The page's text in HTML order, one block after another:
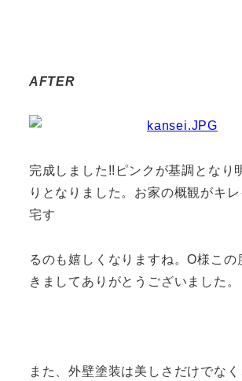
AFTER
完成しました!!ピンクが基調となり
りとなりました。お家の概観がキ
宅す
るのも嬉しくなりますね。O様この
きましてありがとうございました。
また、外壁塗装は美しさだけでな